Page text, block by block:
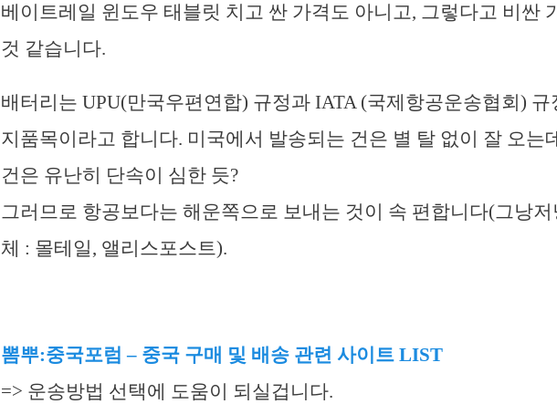
베이트레일 윈도우 태블릿 치고 싼 가격도 아니고, 그렇다고 비싼
것 같습니다.
배터리는 UPU(만국우편연합) 규정과 IATA (국제항공운송협회) 규
지품목이라고 합니다. 미국에서 발송되는 건은 별 탈 없이 잘 오는
건은 유난히 단속이 심한 듯?
그러므로 항공보다는 해운쪽으로 보내는 것이 속 편합니다(그낭저
체 : 몰테일, 앨리스포스트).
뽐뿌:중국포럼 – 중국 구매 및 배송 관련 사이트 LIST
=> 운송방법 선택에 도움이 되실겁니다.